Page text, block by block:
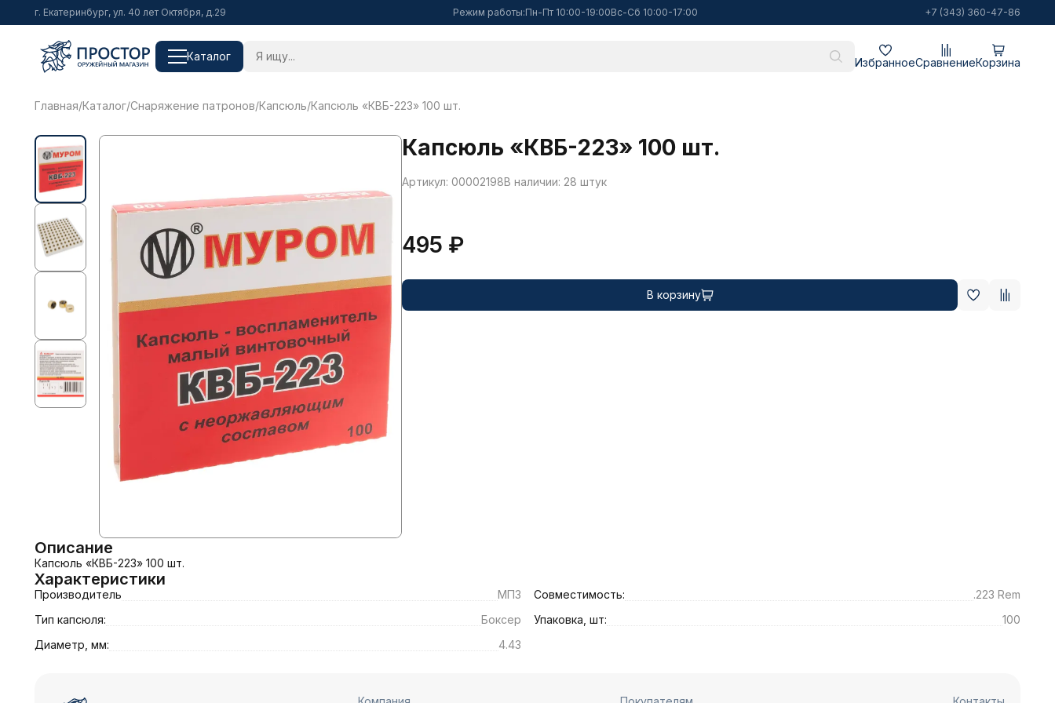
г. Екатеринбург, ул. 40 лет Октября, д.29 Режим работы:Пн-Пт 10:00-19:00Вс-Сб 10:00-17:00 +7 (343) 360-47-86
Каталог ИзбранноеСравнениеКорзина
Главная/Каталог/Снаряжение патронов/Капсюль/Капсюль «КВБ-223» 100 шт.
Капсюль «КВБ-223» 100 шт.
Артикул: 00002198В наличии: 28 штук
495 ₽
В корзину
Описание
Капсюль «КВБ-223» 100 шт.
Характеристики
Производитель МПЗ Совместимость:
.223 Rem
Тип капсюля:
Боксер Упаковка, шт:
100
Диаметр, мм:
4.43